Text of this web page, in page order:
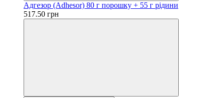
Адгезор (Adhesor) 80 г порошку + 55 г рідини
517.50 грн